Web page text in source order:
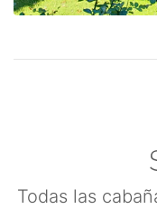
Todas las